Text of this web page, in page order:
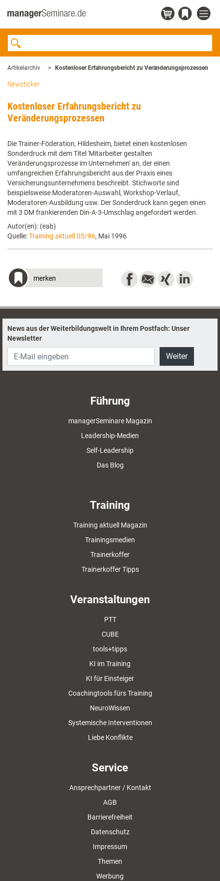
Artikelarchiv Kostenloser Erfahrungsbericht zu Veränderungsprozessen
Newsticker
Kostenloser Erfahrungsbericht zu
Veränderungsprozessen
Die Trainer-Föderation, Hildesheim, bietet einen kostenlosen
Sonderdruck mit dem Titel 'Mitarbeiter gestalten
Veränderungsprozesse im Unternehmen' an, der einen
umfangreichen Erfahrungsbericht aus der Praxis eines
Versicherungsunternehmens beschreibt. Stichworte sind
beispielsweise Moderatoren-Auswahl, Workshop-Verlauf,
Moderatoren-Ausbildung usw. Der Sonderdruck kann gegen einen
mit 3 DM frankierenden Din-A-3-Umschlag angefordert werden.
Autor(en): (eab)
Quelle:Training aktuell 05/96, Mai 1996
merken
News aus der Weiterbildungswelt in Ihrem Postfach: Unser
Newsletter
Weiter
Führung
managerSeminare Magazin
Leadership-Medien
Self-Leadership
Das Blog
Training
Training aktuell Magazin
Trainingsmedien
Trainerkoffer
Trainerkoffer Tipps
Veranstaltungen
PTT
CUBE
tools+tipps
KI im Training
KI für Einsteiger
Coachingtools fürs Training
NeuroWissen
Systemische Interventionen
Liebe Konflikte
Service
Ansprechpartner / Kontakt
AGB
Barrierefreiheit
Datenschutz
Impressum
Themen
Werbung